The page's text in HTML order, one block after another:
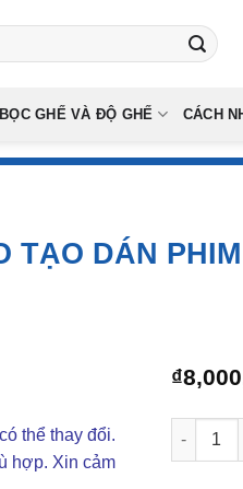
BỌC GHẾ VÀ ĐỘ GHẾ CÁCH
TẠO DÁN
thể thay đổi.
hợp. Xin cảm
₫
Đào Tạo